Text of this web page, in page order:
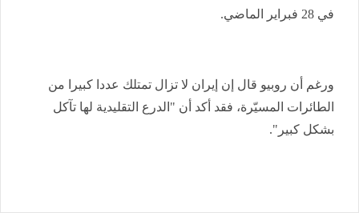
في 28 فبراير الماضي.
ورغم أن روبيو قال إن إيران لا تزال تمتلك عددا كبيرا من
الطائرات المسيّرة، فقد أكد أن "الدرع التقليدية لها تآكل
بشكل كبير".